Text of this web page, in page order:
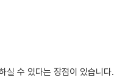
실 수 있다는 장점이 있습니다.